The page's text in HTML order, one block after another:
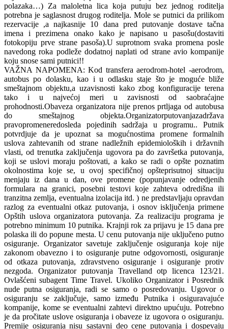
polazaka…) Za maloletna lica koja putuju bez jednog roditelja
potrebna je saglasnost drugog roditelja. Mole se putnici da prilikom
rezervacije ,a najkasnije 10 dana pred putovanje dostave tačna
imena i prezimena onako kako je napisano u pasošu(dostaviti
fotokopiju prve strane pasoša).U suprotnom svaka promena posle
navedong roka podleže dodatnoj naplati od strane avio kompanije
koju snose sami putnici!!
VAŽNA NAPOMENA: Kod transfera aerodrom-hotel -aerodrom,
autobus po dolasku, kao i u odlasku staje što je moguće bliže
smeštajnom objektu,a uzavisnosti kako zbog konfiguracije terena
tako i u najvećoj meri u zavisnosti od saobraćajne
prohodnosti.Obaveza organizatora nije prenos prtljaga od autobusa
do smeštajnog objekta.Organizatorputovanjazadržava
pravopromeneredosleda pojedinih sadržaja u programu.. Putnik
potvrdjuje da je upoznat sa mogućnostima promene formalnih
uslova zahtevanih od strane nadležnih epidemioloških i državnih
vlasti, od trenutka zaključenja ugovora pa do završetka putovanja,
koji se uslovi moraju poštovati, a kako se radi o opšte poznatim
okolnostima koje se, u ovoj specifičnoj opšteprisutnoj situaciju
menjaju iz dana u dan, ove promene (popunjavanje odredjenih
formulara na granici, posebni testovi koje zahteva odredišna ili
tranzitna zemlja, eventualna izolacija itd. ) ne predstavljaju opravdan
razlog za eventualni otkaz putovanja, i osnov isključenja primene
Opštih uslova organizatora putovanja. Za realizaciju programa je
potrebno minimum 10 putnika. Krajnji rok za prijavu je 15 dana pre
polaska ili do popune mesta. U cenu putovanja nije uključeno putno
osiguranje. Organizator savetuje zaključenje osiguranja koje nije
zakonom obavezno i to osiguranje putne odgovornosti, osiguranje
od otkaza putovanja, zdravstveno osiguranje i osiguranje protiv
nezgoda. Organizator putovanja Travelland otp licenca 123/21.
Ovlašćeni subagent Time Travel. Ukoliko Organizator i Posrednik
nude putna osiguranja, radi se samo o posredovanju. Ugovor o
osiguranju se zaključuje, samo između Putnika i osiguravajuće
kompanije, kome se eventualni zahtevi direktno upućuju. Potrebno
je da pročitate uslove osiguranja i obaveze iz ugovora o osiguranju.
Premije osiguranja nisu sastavni deo cene putovanja i dospevaju